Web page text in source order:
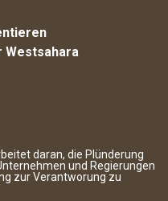
Westsahara
daran, die Plünderung
und Regierungen
zur Verantworung zu